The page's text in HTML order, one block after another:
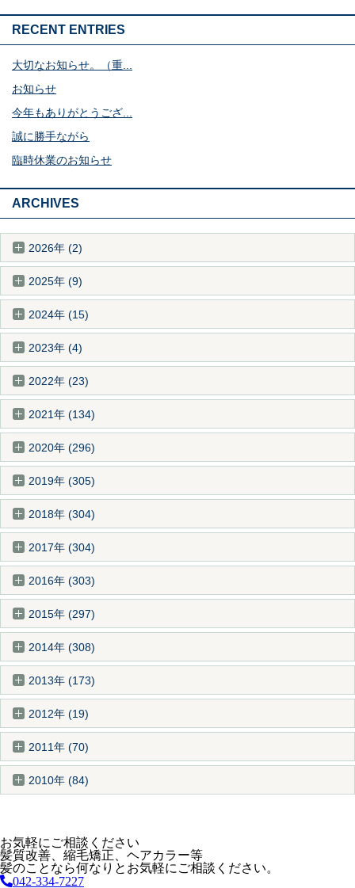
RECENT ENTRIES
大切なお知らせ。（重...
お知らせ
今年もありがとうござ...
誠に勝手ながら
臨時休業のお知らせ
ARCHIVES
2026年 (2)
2025年 (9)
2024年 (15)
2023年 (4)
2022年 (23)
2021年 (134)
2020年 (296)
2019年 (305)
2018年 (304)
2017年 (304)
2016年 (303)
2015年 (297)
2014年 (308)
2013年 (173)
2012年 (19)
2011年 (70)
2010年 (84)
お気軽にご相談ください
髪質改善、縮毛矯正、ヘアカラー等
髪のことなら何なりとお気軽にご相談ください。
042-334-7227